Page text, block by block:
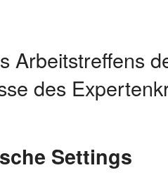
Arbeitstreffens
des
Settings